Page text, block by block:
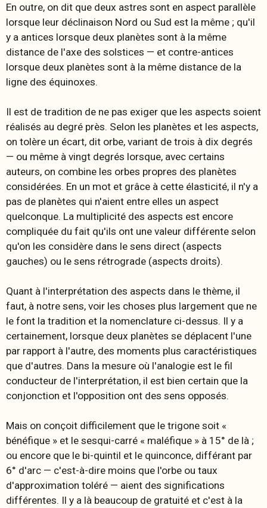
En outre, on dit que deux astres sont en aspect parallèle
lorsque leur déclinaison Nord ou Sud est la même ; qu'il
y a antices lorsque deux planètes sont à la même
distance de l'axe des solstices — et contre-antices
lorsque deux planètes sont à la même distance de la
ligne des équinoxes.
Il est de tradition de ne pas exiger que les aspects soient
réalisés au degré près. Selon les planètes et les aspects,
on tolère un écart, dit orbe, variant de trois à dix degrés
— ou même à vingt degrés lorsque, avec certains
auteurs, on combine les orbes propres des planètes
considérées. En un mot et grâce à cette élasticité, il n'y a
pas de planètes qui n'aient entre elles un aspect
quelconque. La multiplicité des aspects est encore
compliquée du fait qu'ils ont une valeur différente selon
qu'on les considère dans le sens direct (aspects
gauches) ou le sens rétrograde (aspects droits).
Quant à l'interprétation des aspects dans le thème, il
faut, à notre sens, voir les choses plus largement que ne
le font la tradition et la nomenclature ci-dessus. Il y a
certainement, lorsque deux planètes se déplacent l'une
par rapport à l'autre, des moments plus caractéristiques
que d'autres. Dans la mesure où l'analogie est le fil
conducteur de l'interprétation, il est bien certain que la
conjonction et l'opposition ont des sens opposés.
Mais on conçoit difficilement que le trigone soit «
bénéfique » et le sesqui-carré « maléfique » à 15° de là ;
ou encore que le bi-quintil et le quinconce, différant par
6° d'arc — c'est-à-dire moins que l'orbe ou taux
d'approximation toléré — aient des significations
différentes. Il y a là beaucoup de gratuité et c'est à la